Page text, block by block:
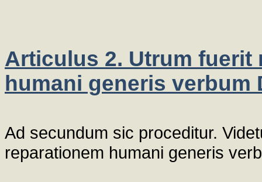
Articulus 2. Utrum fuerit
humani generis verbum
Ad secundum sic proceditur.
reparationem humani generis